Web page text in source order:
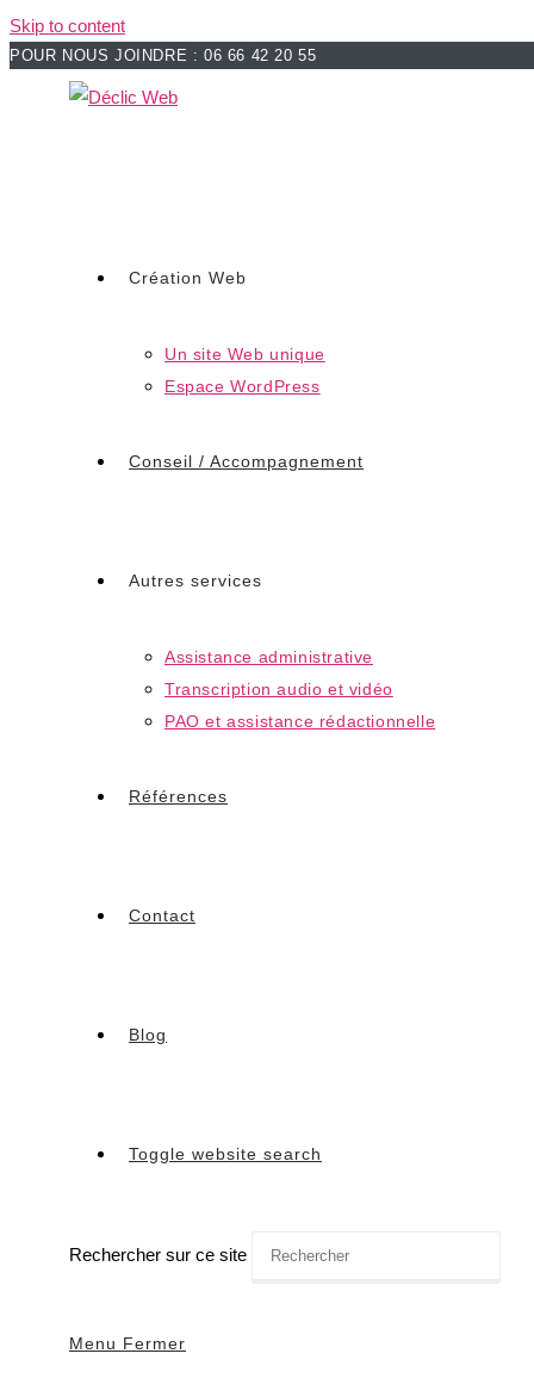
Skip to content
POUR NOUS JOINDRE : 06 66 42 20 55
Création Web
Un site Web unique
Espace WordPress
Conseil / Accompagnement
Autres services
Assistance administrative
Transcription audio et vidéo
PAO et assistance rédactionnelle
Références
Contact
Blog
Toggle website search
Rechercher sur ce site
Menu Fermer